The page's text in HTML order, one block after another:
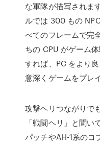
な軍隊が描写されま
ルでは 300 もの
べてのフレームで完
ちの CPU がゲーム
すれば、PC をより
意深くゲームをプレ
攻撃ヘリつながりで
「戦闘ヘリ」と聞
パッチやAH-1系のコ